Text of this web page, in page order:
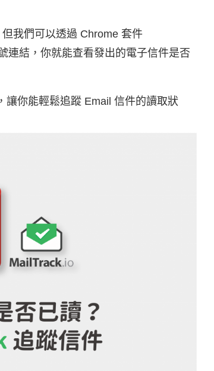
我們可以透過 Chrome 套件
連結，你就能查看發出的電子信件是否
讓你能輕鬆追蹤 Email 信件的讀取狀